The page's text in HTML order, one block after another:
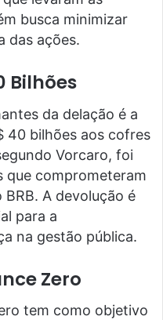
busca minimizar
das ações.
Bilhões
da delação é a
40 bilhões aos cofres
Vorcaro, foi
comprometeram
A devolução é
para a
na gestão pública.
Zero
tem como objetivo